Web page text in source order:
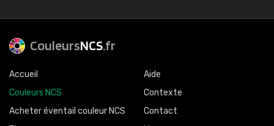
CouleursNCS.fr
Accueil
Couleurs NCS
Acheter éventail couleur NCS
Aide
Contexte
Contact